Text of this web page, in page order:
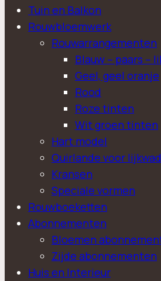
Tuin en Balkon
Rouwbloemwerk
Rouwarrangementen
Blauw – paars –
Geel, geel oranje
Rood
Roze tinten
Wit groen tinten
Hart model
Quirlande voor
Kransen
Speciale vormen
Rouwboeketten
Abonnementen
Bloemen
Zijde abonnementen
Huis en Interieur